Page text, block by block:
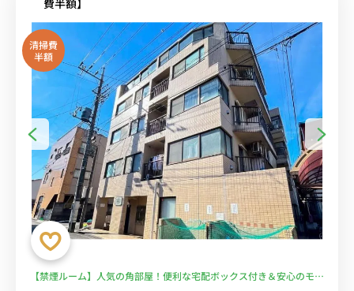
費半額】
清掃費
半額
【禁煙ルーム】人気の角部屋！便利な宅配ボックス付き＆安心のモニ